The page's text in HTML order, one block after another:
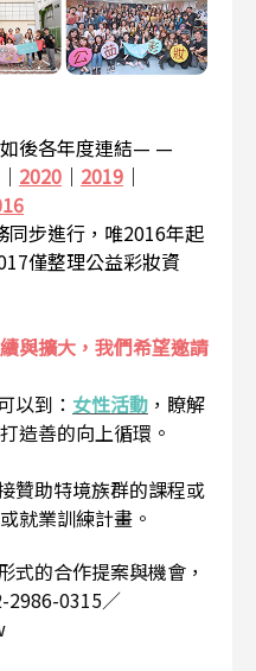
後各年度連結— —
｜ 2020 ｜ 2019 ｜
同步進行，唯2016年起
僅整理公益彩妝資
與擴大，我們希望邀請
以到： 女性活動 ，瞭解
造善的向上循環。
贊助特境族群的課程或
就業訓練計畫。
式的合作提案與機會，
2986-0315／